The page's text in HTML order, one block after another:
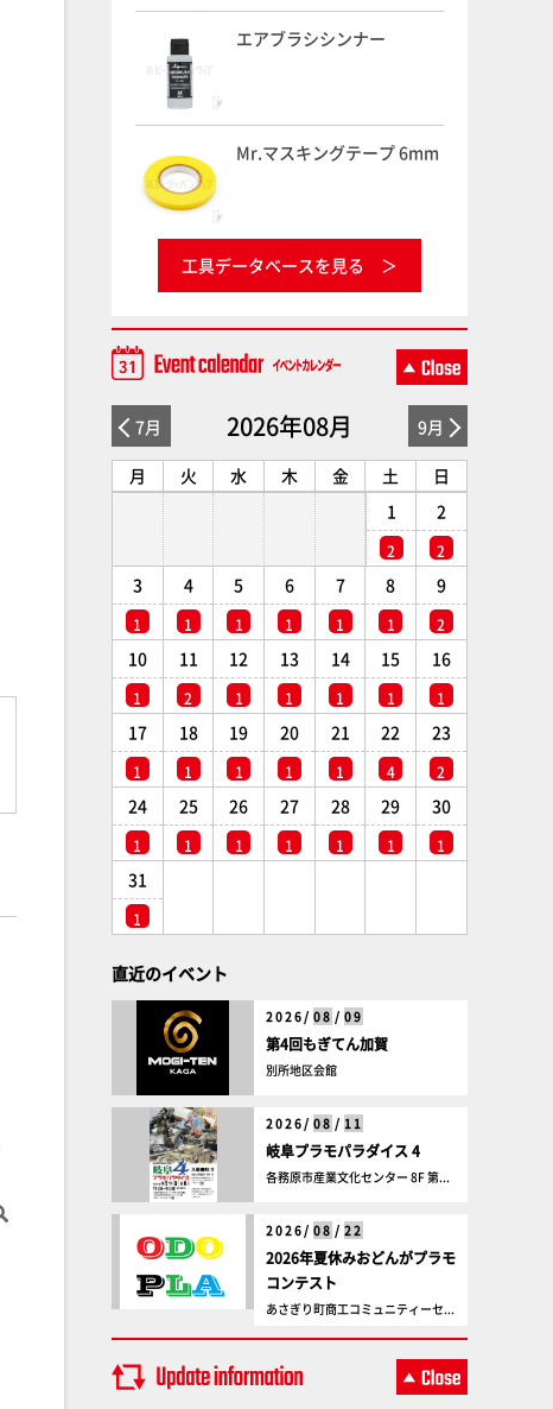
エアブラシシンナー
Mr.マスキングテープ 6mm
工具データベースを見る
7月 2026年08月 9月
月 火 水 木 金 土
日
1
2
2
2
3
1
4
1
5
1
6
1
7
1
8
1
9
2
10
1
11
2
12
1
13
1
14
1
15
1
16
1
17
1
18
1
19
1
20
1
21
1
22
4
23
2
24
1
25
1
26
1
27
1
28
1
29
1
30
1
31
1
直近のイベント
2026/ 08 / 09
第4回もぎてん加賀
別所地区会館
2026/ 08 / 11
岐阜プラモパラダイス 4
各務原市産業文化センター 8F 第...
2026/ 08 / 22
2026年夏休みおどんがプラモ
コンテスト
あさぎり町商工コミュニティーセ...